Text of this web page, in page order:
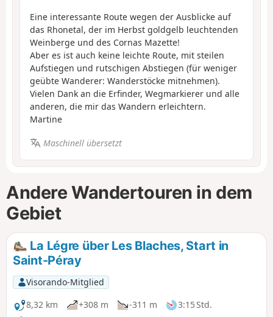
Eine interessante Route wegen der Ausblicke auf
das Rhonetal, der im Herbst goldgelb leuchtenden
Weinberge und des Cornas Mazette!
Aber es ist auch keine leichte Route, mit steilen
Aufstiegen und rutschigen Abstiegen (für weniger
geübte Wanderer: Wanderstöcke mitnehmen).
Vielen Dank an die Erfinder, Wegmarkierer und alle
anderen, die mir das Wandern erleichtern.
Martine
Maschinell übersetzt
Andere Wandertouren in dem
Gebiet
La Légre über Les Blaches, Start in
Saint-Péray
Visorando-Mitglied
8,32 km
+308 m -311 m
3:15 Std.